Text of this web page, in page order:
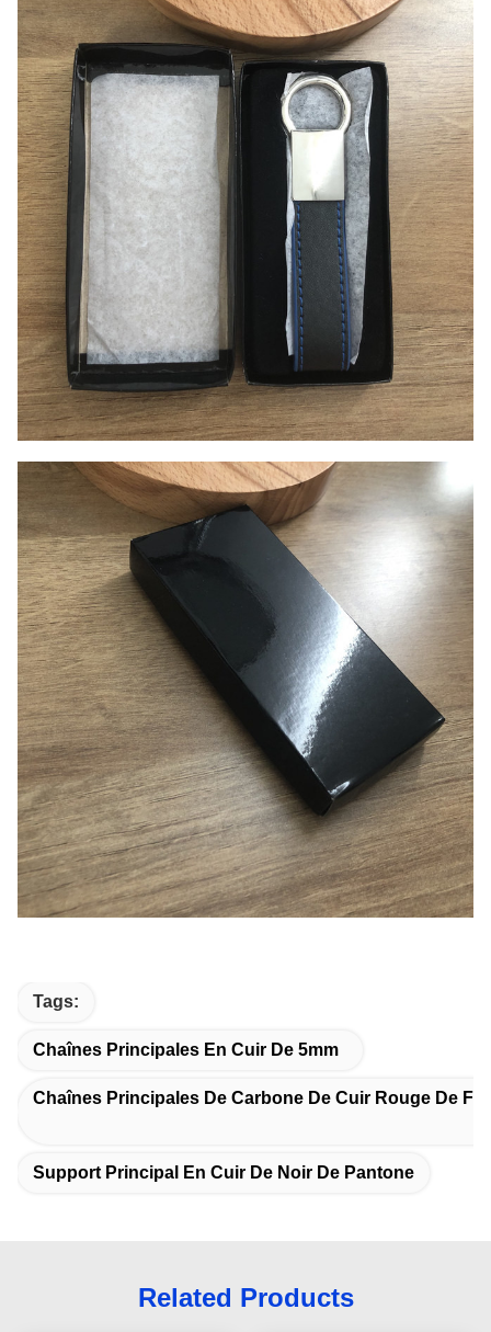
Tags:
Chaînes Principales En Cuir De 5mm
Chaînes Principales De Carbone De Cuir Rouge De
Support Principal En Cuir De Noir De Pantone
Related Products